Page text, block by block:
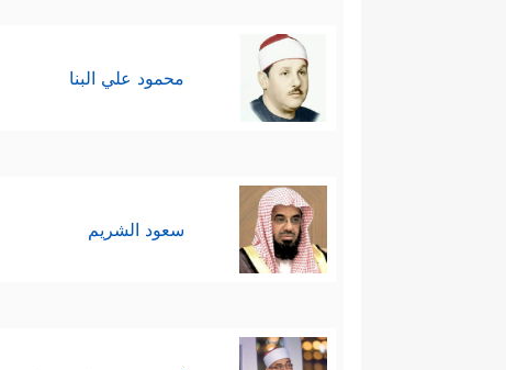
محمود علي البنا
سعود الشريم